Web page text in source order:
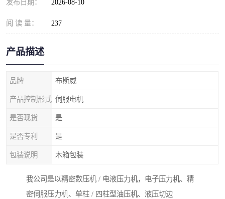
发布日期： 2026-08-10
阅 读 量： 237
产品描述
品牌 布斯威
产品控制形式 伺服电机
是否现货 是
是否专利 是
包装说明 木箱包装
我公司是以精密数压机 / 电液压力机，电子压力机、精
密伺服压力机、单柱 / 四柱型油压机、液压切边